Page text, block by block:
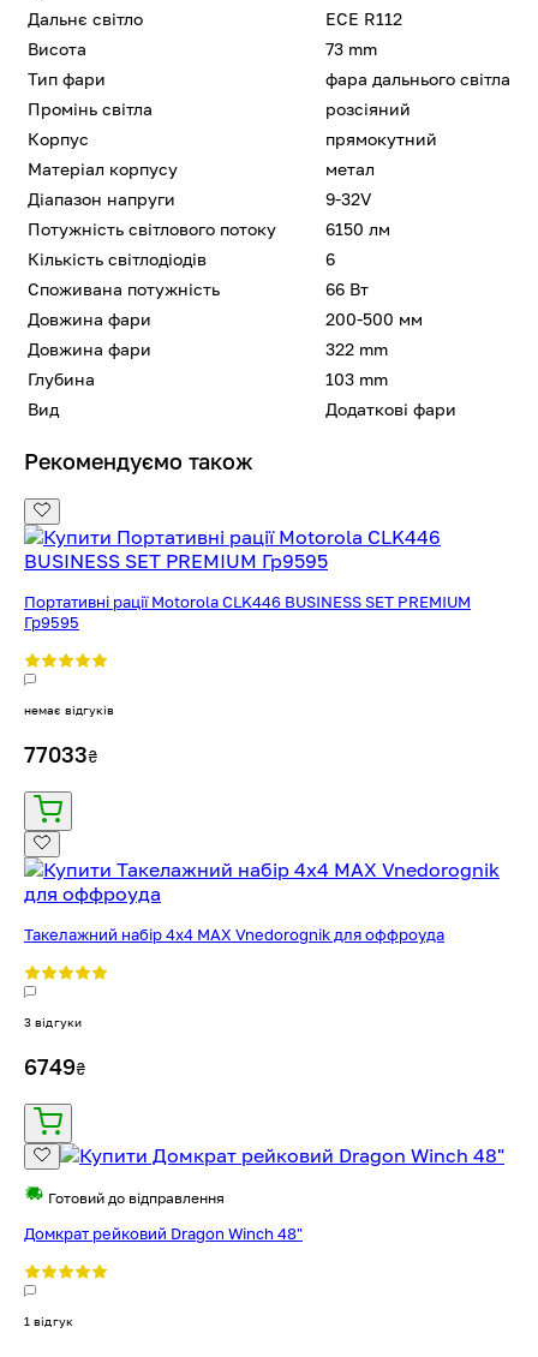
Дальнє світло
ECE R112
Висота
73 mm
Тип фари
фара дальнього світла
Промінь світла
розсіяний
Корпус
прямокутний
Матеріал корпусу
метал
Діапазон напруги
9-32V
Потужність світлового потоку
6150 лм
Кількість світлодіодів
6
Споживана потужність
66 Вт
Довжина фари
200-500 мм
Довжина фари
322 mm
Глубина
103 mm
Вид
Додаткові фари
Рекомендуємо також
Портативні рації Motorola CLK446 BUSINESS SET PREMIUM
Гр9595
немає відгуків
77033₴
Такелажний набір 4x4 MAX Vnedorognik для оффроуда
3 відгуки
6749₴
Готовий до відправлення
Домкрат рейковий Dragon Winch 48"
1 відгук